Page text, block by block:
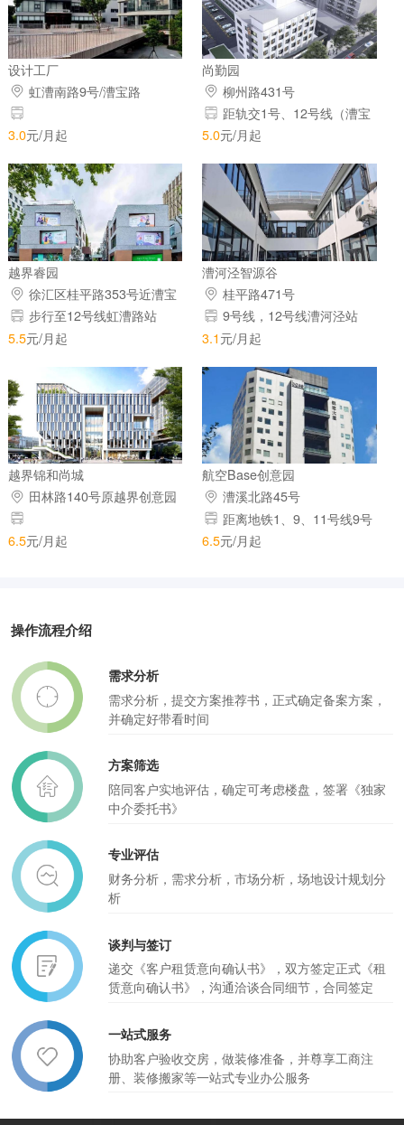
设计工厂
虹漕南路9号/漕宝路​
3.0元/月起
尚勤园
柳州路431号
距轨交1号、12号线（漕宝
路站）约1公里、12、15号线
5.0元/月起
越界睿园
徐汇区桂平路353号近漕宝
路 步行至12号线虹漕路站
5.5元/月起
漕河泾智源谷
桂平路471号​
9号线，12号线漕河泾站
3.1 元/月起
越界锦和尚城
田林路140号原越界创意园
6.5元/月起
航空Base创意园
漕溪北路45号
距离地铁1、9、11号线9号
出口
6.5元/月起
操作流程介绍
需求分析
需求分析，提交方案推荐书，正式确定备案方案，
并确定好带看时间
方案筛选
陪同客户实地评估，确定可考虑楼盘，签署《独家
中介委托书》
专业评估
财务分析，需求分析，市场分析，场地设计规划分
析
谈判与签订
递交《客户租赁意向确认书》，双方签定正式《租
赁意向确认书》，沟通洽谈合同细节，合同签定
一站式服务
协助客户验收交房，做装修准备，并尊享工商注
册、装修搬家等一站式专业办公服务